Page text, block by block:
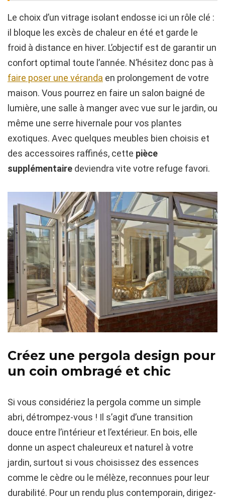
Le choix d’un vitrage isolant endosse ici un rôle clé :
il bloque les excès de chaleur en été et garde le
froid à distance en hiver. L’objectif est de garantir un
confort optimal toute l’année. N’hésitez donc pas à
faire poser une véranda en prolongement de votre
maison. Vous pourrez en faire un salon baigné de
lumière, une salle à manger avec vue sur le jardin, ou
même une serre hivernale pour vos plantes
exotiques. Avec quelques meubles bien choisis et
des accessoires raffinés, cette pièce
supplémentaire deviendra vite votre refuge favori.
Créez une pergola design pour
un coin ombragé et chic
Si vous considériez la pergola comme un simple
abri, détrompez-vous ! Il s’agit d’une transition
douce entre l’intérieur et l’extérieur. En bois, elle
donne un aspect chaleureux et naturel à votre
jardin, surtout si vous choisissez des essences
comme le cèdre ou le mélèze, reconnues pour leur
durabilité. Pour un rendu plus contemporain, dirigez-